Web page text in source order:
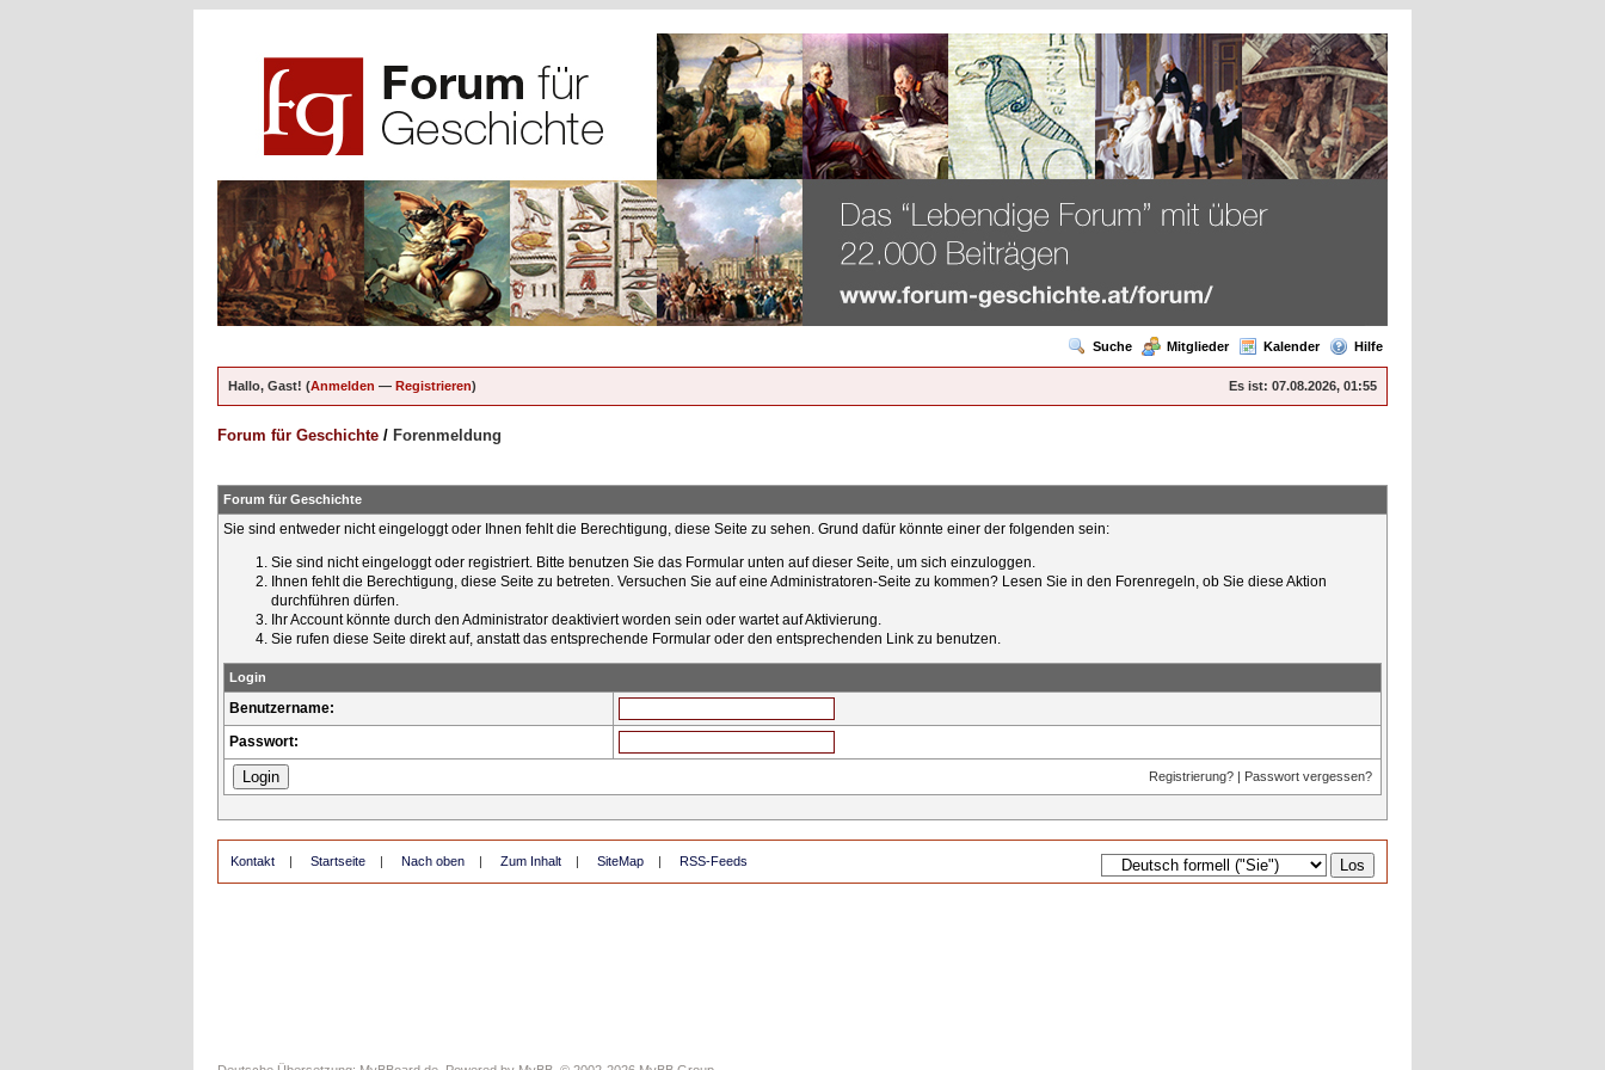
Suche Mitglieder Kalender Hilfe
Es ist: 07.08.2026, 01:55
Hallo, Gast! (Anmelden — Registrieren)
Forum für Geschichte / Forenmeldung
Forum für Geschichte
Sie sind entweder nicht eingeloggt oder Ihnen fehlt die Berechtigung, diese Seite zu sehen. Grund dafür könnte einer der folgenden sein:
Sie sind nicht eingeloggt oder registriert. Bitte benutzen Sie das Formular unten auf dieser Seite, um sich einzuloggen.
Ihnen fehlt die Berechtigung, diese Seite zu betreten. Versuchen Sie auf eine Administratoren-Seite zu kommen? Lesen Sie in den Forenregeln, ob Sie diese Aktion
durchführen dürfen.
Ihr Account könnte durch den Administrator deaktiviert worden sein oder wartet auf Aktivierung.
Sie rufen diese Seite direkt auf, anstatt das entsprechende Formular oder den entsprechenden Link zu benutzen.
Login
Benutzername:
Passwort:
Registrierung? | Passwort vergessen?
Kontakt | Startseite | Nach oben | Zum Inhalt | SiteMap | RSS-Feeds